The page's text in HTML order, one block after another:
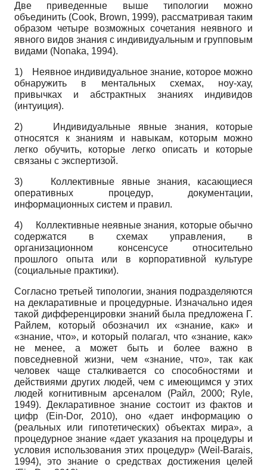
Две приведенные выше типологии можно
объединить (Cook, Brown, 1999), рассматривая таким
образом четыре возможных сочетания неявного и
явного видов знания с индивидуальным и групповым
видами (Nonaka, 1994).
1)
Неявное индивидуальное знание, которое можно
обнаружить в ментальных схемах, ноу-хау,
привычках и абстрактных знаниях индивидов
(интуиция).
2) Индивидуальные явные знания, которые
относятся к знаниям и навыкам, которым можно
легко обучить, которые легко описать и которые
связаны с экспертизой.
3)
Коллективные явные знания, касающиеся
оперативных процедур, документации,
информационных систем и правил.
4)
Коллективные неявные знания, которые обычно
содержатся в схемах управления, в
организационном консенсусе относительно
прошлого опыта или в корпоративной культуре
(социальные практики).
Согласно третьей типологии, знания подразделяются
на декларативные и процедурные. Изначально идея
такой дифференцировки знаний была предложена Г.
Райлем, который обозначил их «знание, как» и
«знание, что», и который полагал, что «знание, как»
не менее, а может быть и более важно в
повседневной жизни, чем «знание, что», так как
человек чаще сталкивается со способностями и
действиями других людей, чем с имеющимся у этих
людей когнитивным арсеналом (Райл, 2000; Ryle,
1949). Декларативное знание состоит из фактов и
цифр (Ein-Dor, 2010), оно «дает информацию о
(реальных или гипотетических) объектах мира», а
процедурное знание «дает указания на процедуры и
условия использования этих процедур» (Weil-Barais,
1994), это знание о средствах достижения целей